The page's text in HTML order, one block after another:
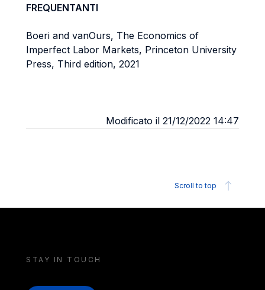
FREQUENTANTI
Boeri and vanOurs, The Economics of
Imperfect Labor Markets, Princeton University
Press, Third edition, 2021
Modificato il 21/12/2022 14:47
Scroll to top
STAY IN TOUCH